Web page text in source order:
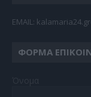
EMAIL:
ΦΌΡΜΑ